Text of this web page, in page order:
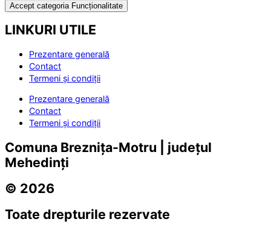
Accept categoria Funcționalitate
LINKURI UTILE
Prezentare generală
Contact
Termeni și condiții
Prezentare generală
Contact
Termeni și condiții
Comuna Breznița-Motru | județul
Mehedinți
© 2026
Toate drepturile rezervate